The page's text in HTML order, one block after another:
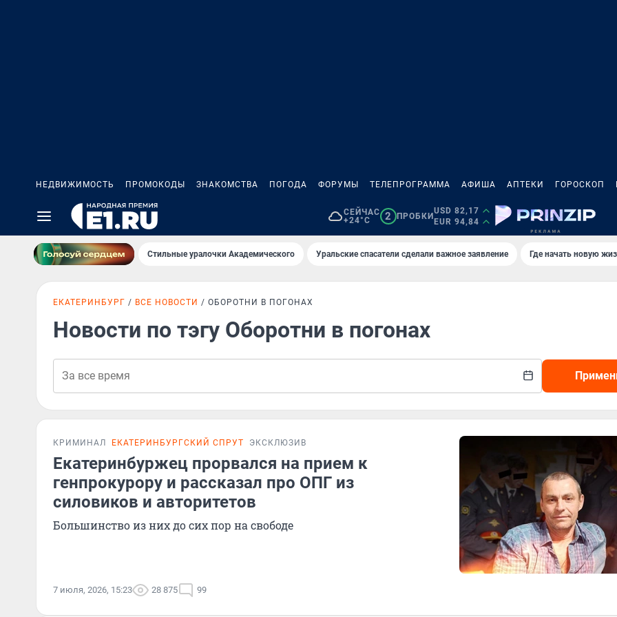
НЕДВИЖИМОСТЬ ПРОМОКОДЫ ЗНАКОМСТВА ПОГОДА ФОРУМЫ ТЕЛЕПРОГРАММА АФИША АПТЕКИ ГОРОСКОП
СЕЙЧАС
+24°C
2 ПРОБКИ
USD 82,17
EUR 94,84
Стильные уралочки Академического Уральские спасатели сделали важное заявление Где начать новую
ЕКАТЕРИНБУРГ ВСЕ НОВОСТИ ОБОРОТНИ В ПОГОНАХ
Новости по тэгу Оборотни в погонах
КРИМИНАЛ ЕКАТЕРИНБУРГСКИЙ СПРУТ ЭКСКЛЮЗИВ
Екатеринбуржец прорвался на прием к
генпрокурору и рассказал про ОПГ из
силовиков и авторитетов
Большинство из них до сих пор на свободе
7 июля, 2026, 15:23 28 875 99